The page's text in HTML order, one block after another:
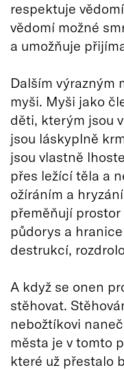
respektuje
vědomí možné
a umožňuje
Dalším výrazným
myši. Myši jako
děti, kterým jsou
jsou láskyplně
jsou vlastně
přes ležící těla a
ožíráním a
přeměňují prostor
půdorys a
destrukcí,
A když se onen
stěhovat.
nebožtíkovi
města je v tomto
které už přestalo